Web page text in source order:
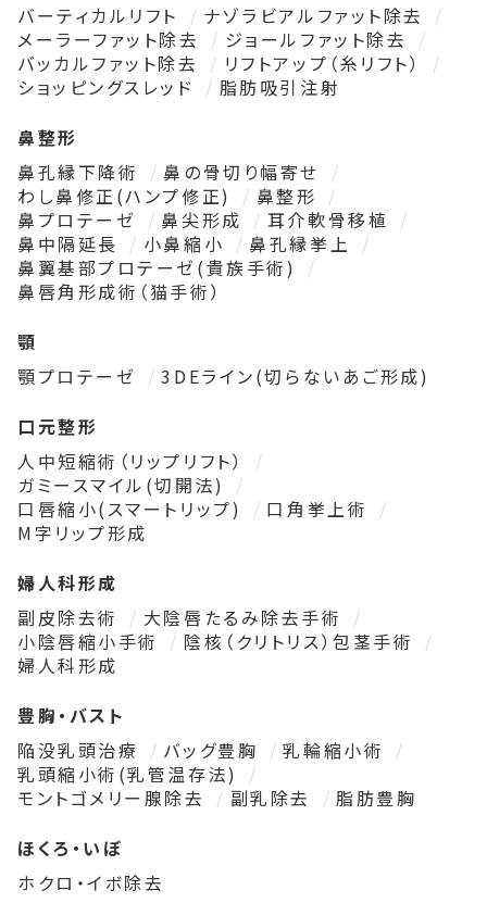
バーティカルリフト
ナゾラビアルファット除去
メーラーファット除去
ジョールファット除去
バッカルファット除去
リフトアップ（糸リフト）
ショッピングスレッド
脂肪吸引注射
鼻整形
鼻孔縁下降術
鼻の骨切り幅寄せ
わし鼻修正(ハンプ修正)
鼻整形
鼻プロテーゼ
鼻尖形成
耳介軟骨移植
鼻中隔延長
小鼻縮小
鼻孔縁挙上
鼻翼基部プロテーゼ(貴族手術)
鼻唇角形成術（猫手術）
顎
顎プロテーゼ
3DEライン(切らないあご形成)
口元整形
人中短縮術（リップリフト）
ガミースマイル(切開法)
口唇縮小(スマートリップ)
口角挙上術
M字リップ形成
婦人科形成
副皮除去術
大陰唇たるみ除去手術
小陰唇縮小手術
陰核（クリトリス）包茎手術
婦人科形成
豊胸・バスト
陥没乳頭治療
バッグ豊胸
乳輪縮小術
乳頭縮小術(乳管温存法)
モントゴメリー腺除去
副乳除去
脂肪豊胸
ほくろ・いぼ
ホクロ・イボ除去